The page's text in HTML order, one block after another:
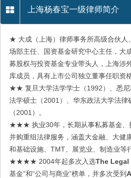
上海杨春宝一级律师简介
★ 大成（上海）律师事务所高级合伙人
场部主任、国资基金研究中心主任，大
募股权与投资基金专业带头人，上海涉
库成员，具有上市公司独立董事任职资格
★★ 复旦大学法学学士（1992）、悉尼
法学硕士（2001）、华东政法大学法律
（2001）。
★★★ 执业30年，长期从事私募基金、
并购重组法律服务，涵盖大金融、大健
和基础设施、TMT、展览业、制造业等
★★★★ 2004年起多次入选The Legal
基金”和“公司与商业”榜单，并多次受到